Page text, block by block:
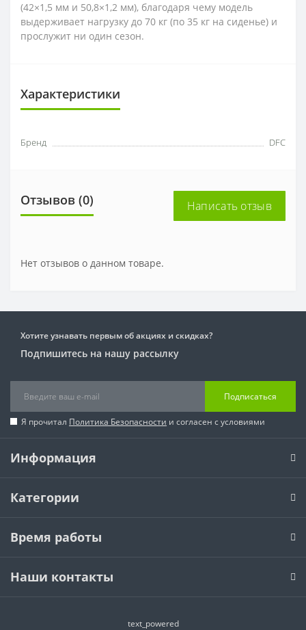
(42×1,5 мм и 50,8×1,2 мм), благодаря чему модель
выдерживает нагрузку до 70 кг (по 35 кг на сиденье) и
прослужит ни один сезон.
Характеристики
Бренд DFC
Отзывов (0) Написать отзыв
Нет отзывов о данном товаре.
Хотите узнавать первым об акциях и скидках?
Подпишитесь на нашу рассылку
Подписаться
Я прочитал Политика Безопасности и согласен с условиями
Информация
Категории
Время работы
Наши контакты
text_powered